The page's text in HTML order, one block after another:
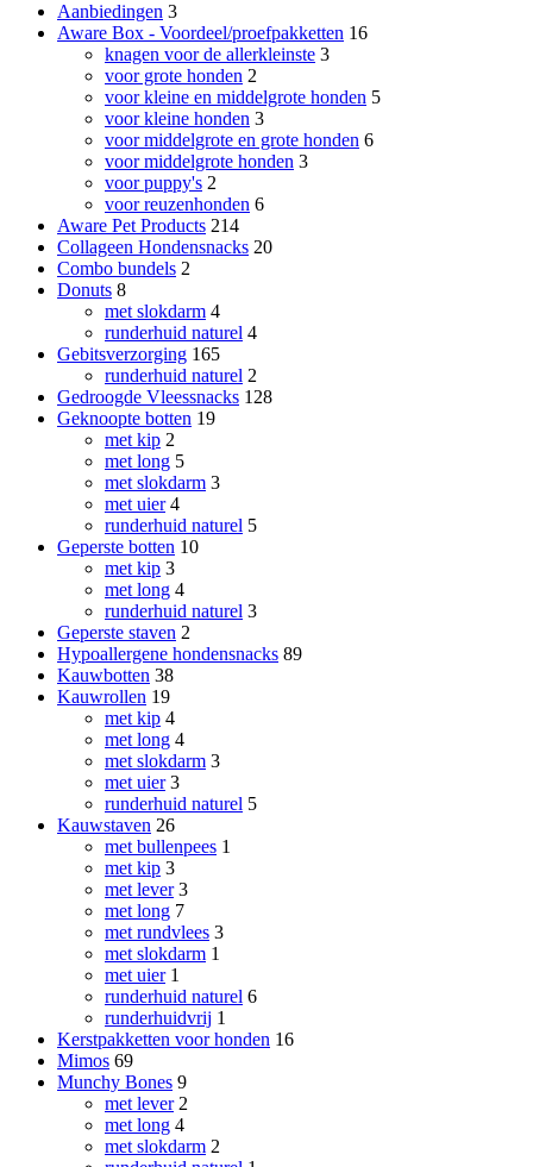
Aanbiedingen 3
Aware Box - Voordeel/proefpakketten 16
knagen voor de allerkleinste 3
voor grote honden 2
voor kleine en middelgrote honden 5
voor kleine honden 3
voor middelgrote en grote honden 6
voor middelgrote honden 3
voor puppy's 2
voor reuzenhonden 6
Aware Pet Products 214
Collageen Hondensnacks 20
Combo bundels 2
Donuts 8
met slokdarm 4
runderhuid naturel 4
Gebitsverzorging 165
runderhuid naturel 2
Gedroogde Vleessnacks 128
Geknoopte botten 19
met kip 2
met long 5
met slokdarm 3
met uier 4
runderhuid naturel 5
Geperste botten 10
met kip 3
met long 4
runderhuid naturel 3
Geperste staven 2
Hypoallergene hondensnacks 89
Kauwbotten 38
Kauwrollen 19
met kip 4
met long 4
met slokdarm 3
met uier 3
runderhuid naturel 5
Kauwstaven 26
met bullenpees 1
met kip 3
met lever 3
met long 7
met rundvlees 3
met slokdarm 1
met uier 1
runderhuid naturel 6
runderhuidvrij 1
Kerstpakketten voor honden 16
Mimos 69
Munchy Bones 9
met lever 2
met long 4
met slokdarm 2